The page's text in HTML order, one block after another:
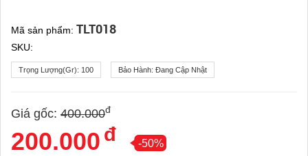
Mã sản phẩm: TLT018
SKU:
Trọng Lượng(gr): 100 Bảo Hành: Đang Cập Nhật
Giá gốc: 400.000đ
200.000 đ -50%